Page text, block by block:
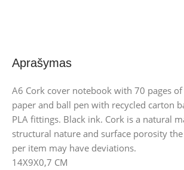
Aprašymas
A6 Cork cover notebook with 70 pages
paper and ball pen with recycled carton
PLA fittings. Black ink. Cork is a natural
structural nature and surface porosity
per item may have deviations.
14X9X0,7 CM